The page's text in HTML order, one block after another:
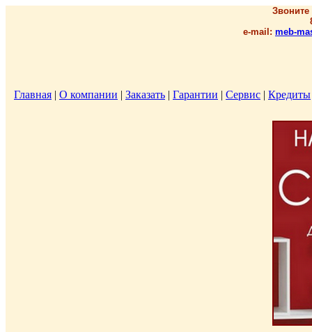
e-mail: meb-
Главная | О компании | Заказать | Гарантии | Сервис | Кредиты